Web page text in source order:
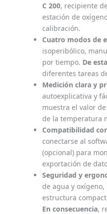
C 200, recipiente
estación de
calibración.
Cuatro modos de
isoperibólico,
por tiempo. De
diferentes tareas
Medición clara y
autoexplicativa y
muestra el valor
de la temperatura
Compatibilidad
conectarse al
(opcional) para
exportación de
Seguridad y
de agua y
estructura
En consecuencia,